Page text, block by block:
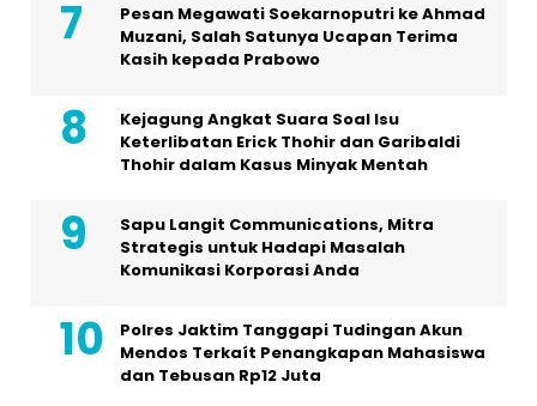
Pesan Megawati Soekarnoputri ke Ahmad
Muzani, Salah Satunya Ucapan Terima
Kasih kepada Prabowo
Kejagung Angkat Suara Soal Isu
Keterlibatan Erick Thohir dan Garibaldi
Thohir dalam Kasus Minyak Mentah
Sapu Langit Communications, Mitra
Strategis untuk Hadapi Masalah
Komunikasi Korporasi Anda
Polres Jaktim Tanggapi Tudingan Akun
Mendos Terkaít Penangkapan Mahasiswa
dan Tebusan Rp12 Juta